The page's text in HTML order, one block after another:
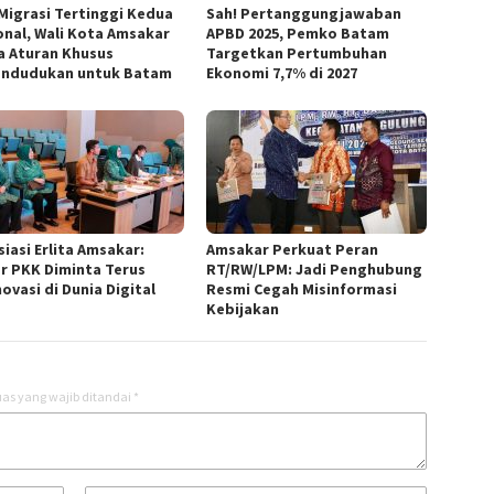
Tertinggi Kedua
Wali Kota Amsakar
Aturan Khusus
untuk Batam
Sah! Pertanggungjawaban
APBD 2025, Pemko Batam
Targetkan Pertumbuhan
Ekonomi 7,7% di 2027
Erlita Amsakar:
PKK Diminta Terus
di Dunia Digital
Amsakar Perkuat Peran
RT/RW/LPM: Jadi Penghubung
Resmi Cegah Misinformasi
Kebijakan
yang wajib ditandai *